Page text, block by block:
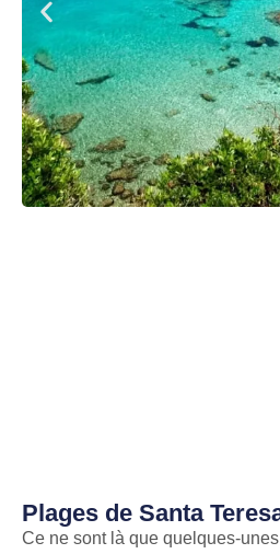
Plages de Santa
Ce ne sont là que quelques-